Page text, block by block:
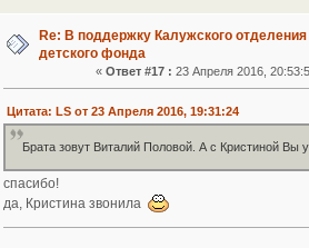
Re: В поддержку Калужского отделения
детского фонда
«Ответ #17 : 23 Апреля 2016,
Цитата: LS от 23 Апреля 2016, 19:31:24
Брата зовут Виталий Половой. А с Кристиной Вы
спасибо!
да, Кристина звонила